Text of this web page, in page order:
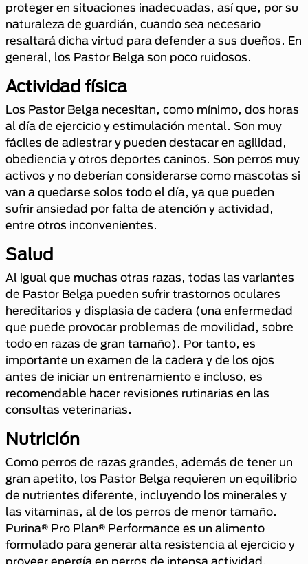
proteger en situaciones inadecuadas, así que, por su
naturaleza de guardián, cuando sea necesario
resaltará dicha virtud para defender a sus dueños. En
general, los Pastor Belga son poco ruidosos.
Actividad física
Los Pastor Belga necesitan, como mínimo, dos horas
al día de ejercicio y estimulación mental. Son muy
fáciles de adiestrar y pueden destacar en agilidad,
obediencia y otros deportes caninos. Son perros muy
activos y no deberían considerarse como mascotas si
van a quedarse solos todo el día, ya que pueden
sufrir ansiedad por falta de atención y actividad,
entre otros inconvenientes.
Salud
Al igual que muchas otras razas, todas las variantes
de Pastor Belga pueden sufrir trastornos oculares
hereditarios y displasia de cadera (una enfermedad
que puede provocar problemas de movilidad, sobre
todo en razas de gran tamaño). Por tanto, es
importante un examen de la cadera y de los ojos
antes de iniciar un entrenamiento e incluso, es
recomendable hacer revisiones rutinarias en las
consultas veterinarias.
Nutrición
Como perros de razas grandes, además de tener un
gran apetito, los Pastor Belga requieren un equilibrio
de nutrientes diferente, incluyendo los minerales y
las vitaminas, al de los perros de menor tamaño.
Purina® Pro Plan® Performance es un alimento
formulado para generar alta resistencia al ejercicio y
proveer energía en perros de intensa actividad.